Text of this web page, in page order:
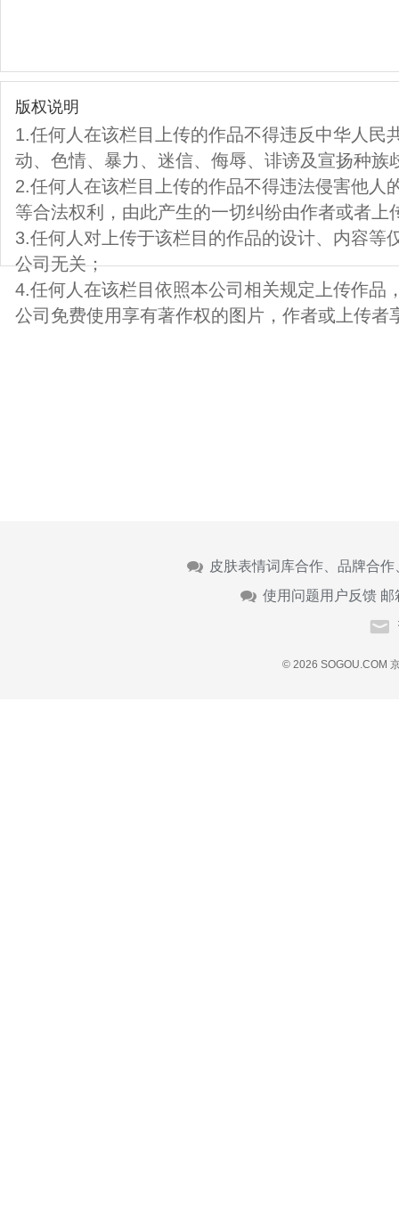
版权说明
1.任何人在该栏目上传的作品不得违反中华人民
动、色情、暴力、迷信、侮辱、诽谤及宣扬种族
2.任何人在该栏目上传的作品不得违法侵害他人
等合法权利，由此产生的一切纠纷由作者或者上
3.任何人对上传于该栏目的作品的设计、内容等
公司无关；
4.任何人在该栏目依照本公司相关规定上传作品
公司免费使用享有著作权的图片，作者或上传者
皮肤表情词库合作、品牌合
使用问题用户反馈 邮
© 2026 SOGOU.COM